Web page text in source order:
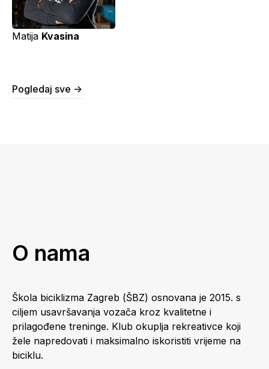
Matija Kvasina
Pogledaj sve ->
O nama
Škola biciklizma Zagreb (ŠBZ) osnovana je 2015. s
ciljem usavršavanja vozača kroz kvalitetne i
prilagođene treninge. Klub okuplja rekreativce koji
žele napredovati i maksimalno iskoristiti vrijeme na
biciklu.